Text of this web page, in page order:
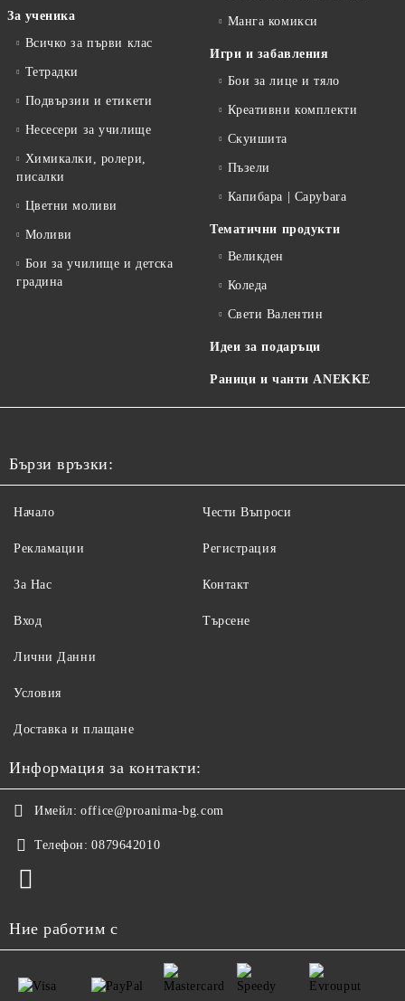
За ученика
Всичко за първи клас
Тетрадки
Подвързии и етикети
Несесери за училище
Химикалки, ролери,
писалки
Цветни моливи
Моливи
Бои за училище и детска
градина
Манга комикси
Игри и забавления
Бои за лице и тяло
Креативни комплекти
Скуишита
Пъзели
Капибара | Capybara
Тематични продукти
Великден
Коледа
Свети Валентин
Идеи за подаръци
Раници и чанти ANEKKE
Бързи връзки:
Начало
Рекламации
За Нас
Вход
Чести Въпроси
Регистрация
Контакт
Търсене
Лични Данни
Условия
Доставка и плащане
Информация за контакти:
Имейл: office@proanima-bg.com
Телефон: 0879642010
Ние работим с